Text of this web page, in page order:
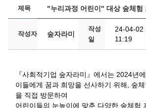
제목 "누리과정 어린이" 대상 숲체험
작성자 숲자라미
작성
일
24-04-02
11:19
『사회적기업 숲자라미』에서는 2024년
이들에게 꿈과 희망을 선사하기 위해, 숲
을 직접 방문하여
어린이들의 눈높이에 맞춘 다양한 숲체험